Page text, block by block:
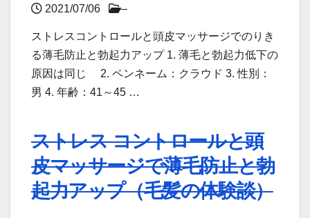
2021/07/06 –
ストレスコントロールと頭皮マッサージでのりき
る薄毛防止と勃起力アップ 1. 薄毛と勃起力低下の
原因は同じ 2. ペンネーム：クラウド 3. 性別：
男 4. 年齢：41～45 …
ストレス コントロールと頭
皮マッサージで薄毛防止と勃
起力アップ（毛髪の体験談）